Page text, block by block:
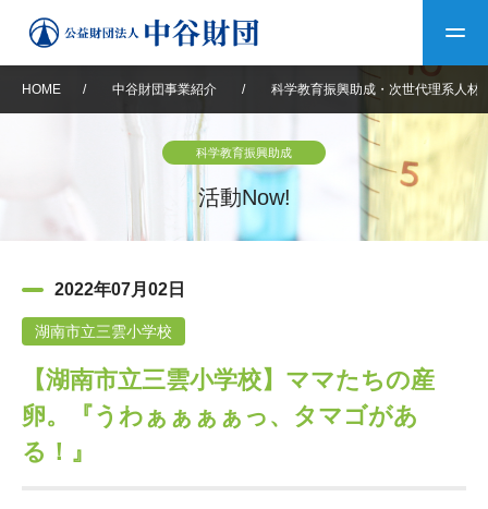
中谷財団について
設立趣意書
沿革 40年史デジタルブック
中谷財団40年史
中谷財団事業紹介
神戸賞 長期大型研究助成
研究助成
中谷財団動画紹介
その他情報
その他情報
HOME / 中谷財団事業紹介 / 科学教育振興助成・次世代理系人材
科学教育振興助成
活動Now!
2022年07月02日
湖南市立三雲小学校
【湖南市立三雲小学校】ママたちの産
卵。『うわぁぁぁぁっ、タマゴがあ
る！』